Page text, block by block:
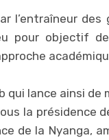
l’entraîneur
pour objectif
qui lance ainsi
la présidence
de la Nyanga,